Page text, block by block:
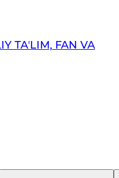
TAʼLIM, FAN VA